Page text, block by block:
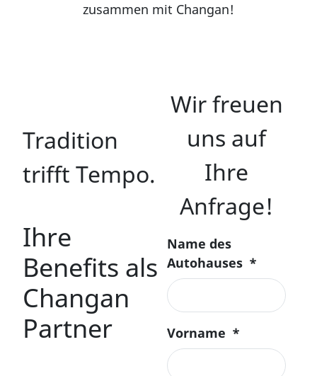
zusammen mit Changan!
Tradition
trifft Tempo.
Ihre
Benefits als
Changan
Partner
Wir freuen
uns auf
Ihre
Anfrage!
Name des
Autohauses *
Vorname *